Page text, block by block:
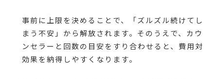
事前に上限を決めることで、「ズルズル続けてし
まう不安」から解放されます。そのうえで、カウ
ンセラーと回数の目安をすり合わせると、費用対
効果を納得しやすくなります。